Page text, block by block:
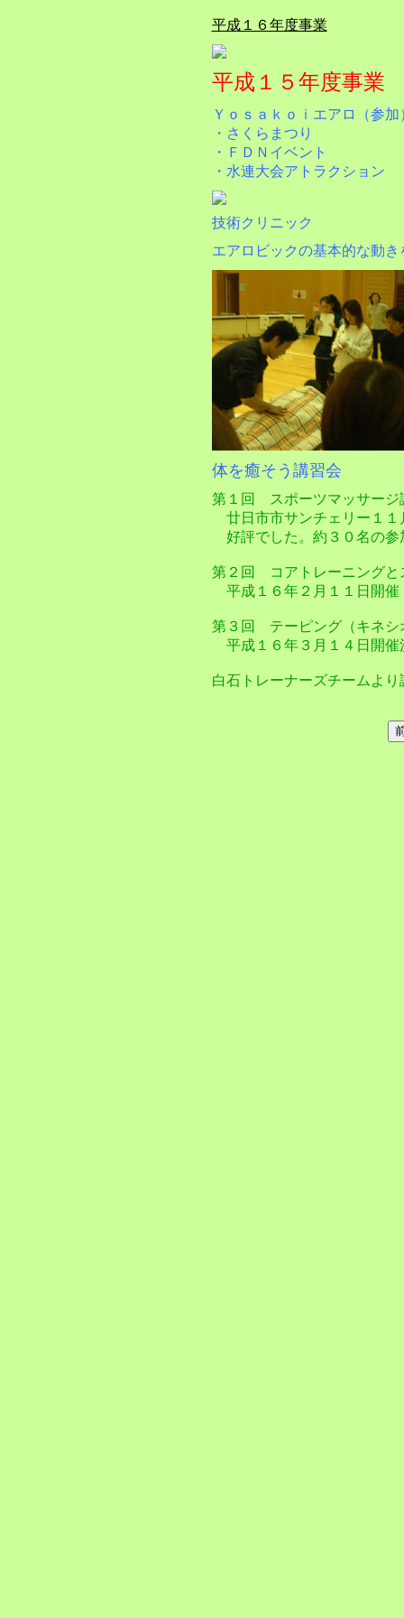
平成１６年度事業
平成１５年度事業
Ｙｏｓａｋｏｉエアロ（参加
・さくらまつり
・ＦＤＮイベント
・水連大会アトラクション
技術クリニック
エアロビックの基本的な動
体を癒そう講習会
第１回 スポーツマッサージ
廿日市市サンチェリー１１
好評でした。約３０名の参
第２回 コアトレーニングと
平成１６年２月１１日開催
第３回 テーピング（キネシ
平成１６年３月１４日開催
白石トレーナーズチームよ